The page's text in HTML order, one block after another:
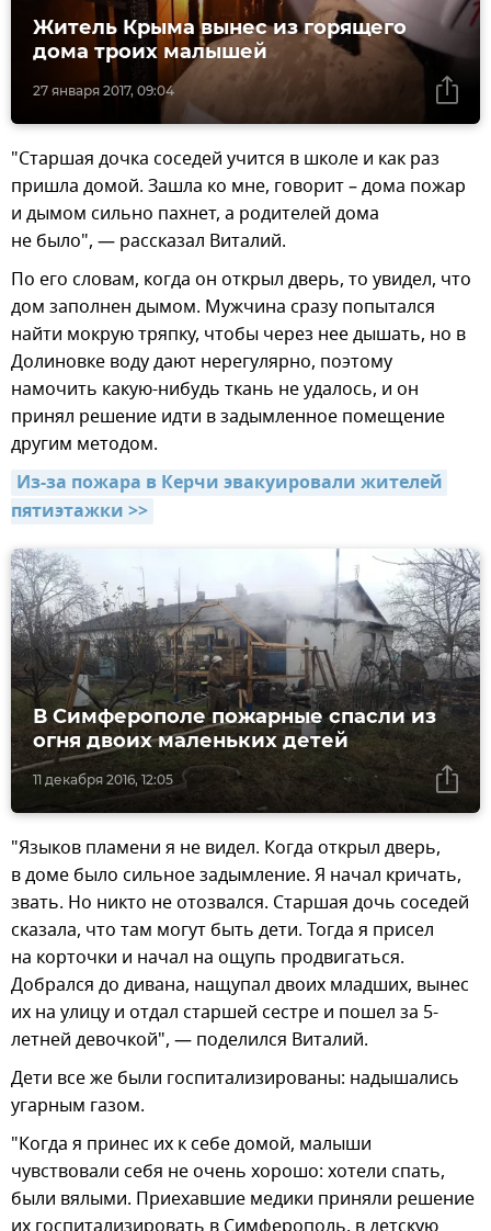
27 января 2017, 09:04
Житель Крыма вынес из горящего
дома троих малышей
"Старшая дочка соседей учится в школе и как раз
пришла домой. Зашла ко мне, говорит – дома пожар
и дымом сильно пахнет, а родителей дома
не было", — рассказал Виталий.
По его словам, когда он открыл дверь, то увидел, что
дом заполнен дымом. Мужчина сразу попытался
найти мокрую тряпку, чтобы через нее дышать, но в
Долиновке воду дают нерегулярно, поэтому
намочить какую-нибудь ткань не удалось, и он
принял решение идти в задымленное помещение
другим методом.
Из-за пожара в Керчи эвакуировали жителей
пятиэтажки >>
11 декабря 2016, 12:05
В Симферополе пожарные спасли из
огня двоих маленьких детей
"Языков пламени я не видел. Когда открыл дверь,
в доме было сильное задымление. Я начал кричать,
звать. Но никто не отозвался. Старшая дочь соседей
сказала, что там могут быть дети. Тогда я присел
на корточки и начал на ощупь продвигаться.
Добрался до дивана, нащупал двоих младших, вынес
их на улицу и отдал старшей сестре и пошел за 5-
летней девочкой", — поделился Виталий.
Дети все же были госпитализированы: надышались
угарным газом.
"Когда я принес их к себе домой, малыши
чувствовали себя не очень хорошо: хотели спать,
были вялыми. Приехавшие медики приняли решение